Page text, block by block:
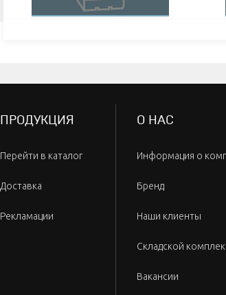
ПРОДУКЦИЯ
Перейти в каталог
Доставка
Рекламации
О НАС
Информация о
Бренд
Наши клиенты
Складской
Вакансии